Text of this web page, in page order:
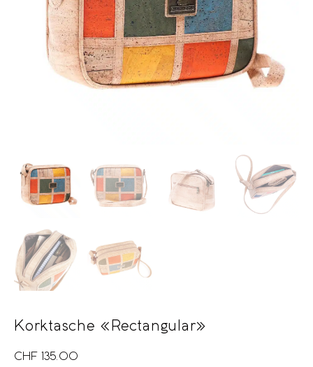
Korktasche «Rectangular»
CHF 135.00